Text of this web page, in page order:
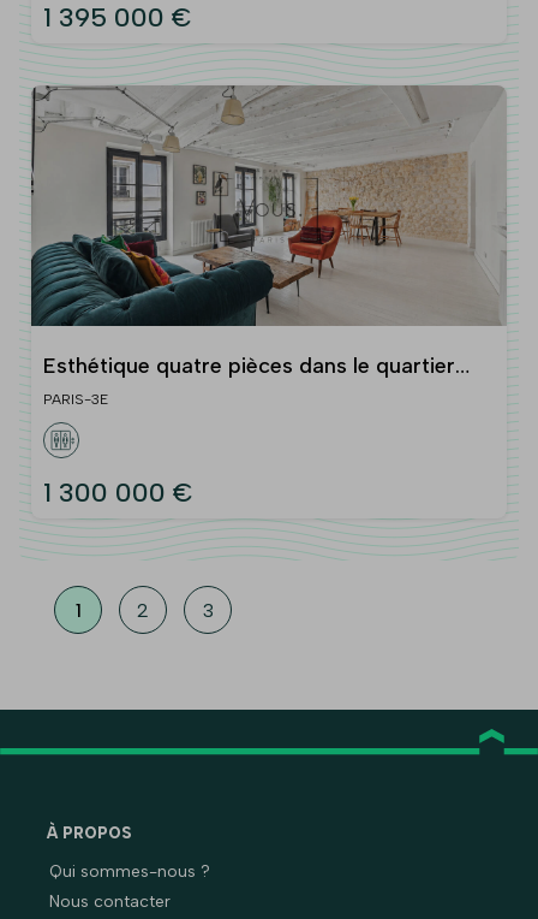
1 395 000 €
Esthétique quatre pièces dans le quartier
des Enfants-Rouges (Paris IIIe)
PARIS-3E
1 300 000 €
1 2 3
À PROPOS
Qui sommes-nous ?
Nous contacter